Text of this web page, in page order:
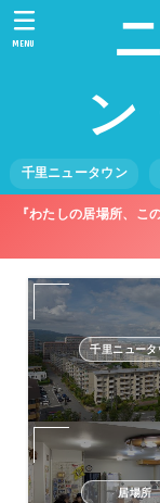
ン
千里ニュータウン
MENU
『わたしの居場所、こ
千里ニュータ
居場所